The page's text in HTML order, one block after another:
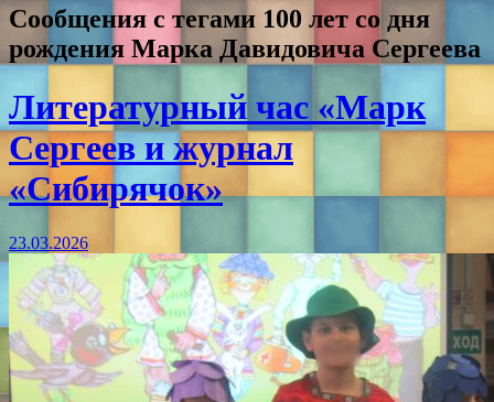
Сообщения с тегами 100 лет со дня
рождения Марка Давидовича Сергеева
Литературный час «Марк
Сергеев и журнал
«Сибирячок»
23.03.2026